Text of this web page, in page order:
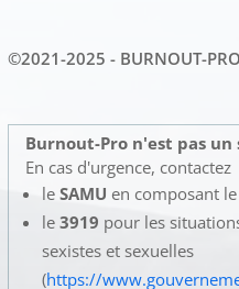
©2021-2025 - BURNOUT-
Burnout-Pro n'est pas
En cas d'urgence, contactez
le SAMU en composant le
le 3919 pour les
sexistes et sexuelles
(https://